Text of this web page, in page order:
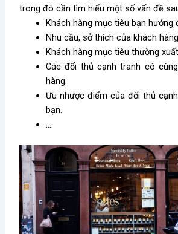
trong đó cần tìm hiểu một số vấn đề
Khách hàng mục tiêu bạn hướng
Nhu cầu, sở thích của khách
Khách hàng mục tiêu thường
Các đối thủ cạnh tranh có
hàng.
Ưu nhược điểm của đối thủ
bạn.
….